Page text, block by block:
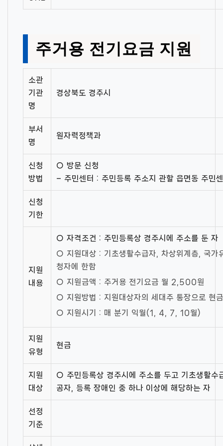
주거용 전기요금 지원
소관
기관
명
경상북도 경주시
부서
명
원자력정책과
신청
방법
○ 방문 신청
– 주민센터 : 주민등록 주소지 관할 읍면동 주민
신청
기한
지원
내용
○ 자격조건 : 주민등록상 경주시에 주소를 둔 자
○ 지원대상 : 기초생활수급자, 차상위계층, 국가
청자에 한함
○ 지원금액 : 주거용 전기요금 월 2,500원
○ 지원방법 : 지원대상자의 세대주 통장으로 현
○ 지원시기 : 매 분기 익월(1, 4, 7, 10월)
지원
유형
현금
지원
대상
○ 주민등록상 경주시에 주소를 두고 기초생활수
공자, 등록 장애인 중 하나 이상에 해당하는 자
선정
기준